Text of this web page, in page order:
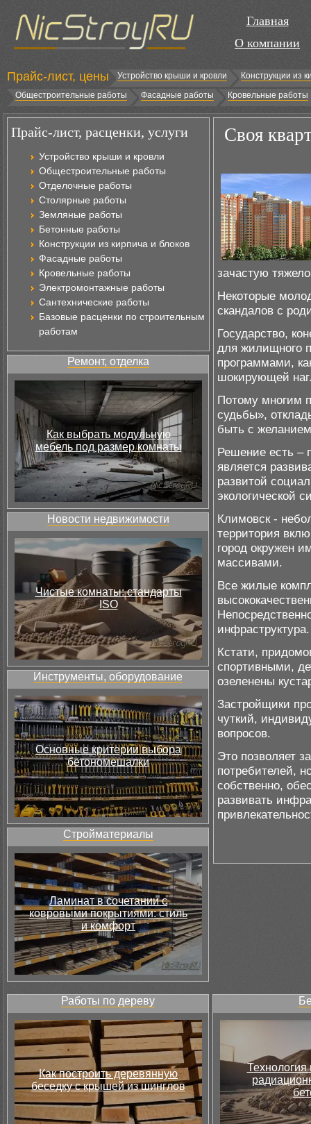
Главная
О компании
Прайс-лист, цены Устройство крыши и кровли
Конструкции из
Общестроительные работы
Фасадные работы Кровельные работы
Прайс-лист, расценки, услуги
Устройство крыши и кровли
Общестроительные работы
Отделочные работы
Столярные работы
Земляные работы
Бетонные работы
Конструкции из кирпича и блоков
Фасадные работы
Кровельные работы
Электромонтажные работы
Сантехнические работы
Базовые расценки по строительным
работам
Ремонт, отделка
Как выбрать модульную
мебель под размер комнаты
Новости недвижимости
Чистые комнаты: стандарты
ISO
Инструменты, оборудование
Основные критерии выбора
бетономешалки
Стройматериалы
Ламинат в сочетании с
ковровыми покрытиями: стиль
и комфорт
Своя
зачастую
Некоторые
скандалов с
Государство,
для жилищного
программами,
шокирующей
Потому многим
судьбы»,
быть с
Решение есть –
является
развитой
экологической
Климовск -
территория
город окружен
массивами.
Все жилые
инфраструктура.
Кстати,
спортивными,
озеленены
Застройщики
чуткий,
вопросов.
Это позволяет
потребителей,
собственно,
развивать
Работы по дереву
Как построить деревянную
беседку с крышей из шинглов
Технология